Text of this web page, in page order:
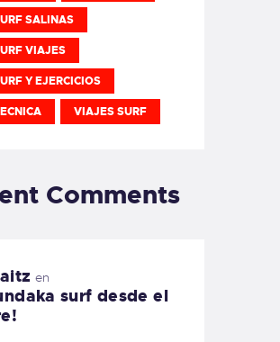
SALINAS
VIAJES
Y EJERCICIOS
VIAJES SURF
Comments
en
surf desde el